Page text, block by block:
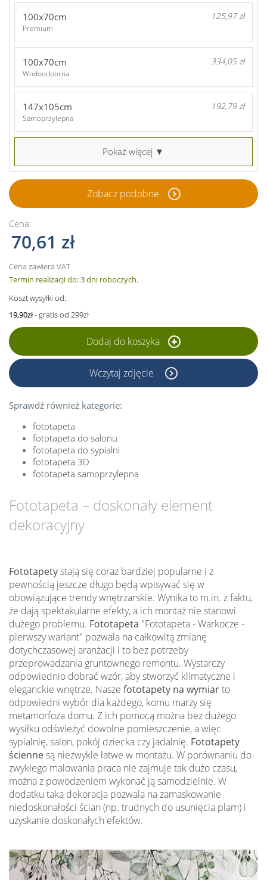
100x70cm 125,97 zł
Premium
100x70cm 334,05 zł
Wodoodporna
147x105cm 192,79 zł
Samoprzylepna
Pokaż więcej ▼
Zobacz podobne
Cena:
70,61 zł
Cena zawiera VAT
Termin realizacji do: 3 dni roboczych.
Koszt wysyłki od:
19,90zł- gratis od 299zł
Dodaj do koszyka
Wczytaj zdjęcie
Sprawdź również kategorie:
fototapeta
fototapeta do salonu
fototapeta do sypialni
fototapeta 3D
fototapeta samoprzylepna
Fototapeta – doskonały element
dekoracyjny
Fototapetystają się coraz bardziej popularne i z
pewnością jeszcze długo będą wpisywać się w
obowiązujące trendy wnętrzarskie. Wynika to m.in. z faktu,
że dają spektakularne efekty, a ich montaż nie stanowi
dużego problemu. Fototapeta "Fototapeta - Warkocze -
pierwszy wariant" pozwala na całkowitą zmianę
dotychczasowej aranżacji i to bez potrzeby
przeprowadzania gruntownego remontu. Wystarczy
odpowiednio dobrać wzór, aby stworzyć klimatyczne i
eleganckie wnętrze. Nasze fototapety na wymiarto
odpowiedni wybór dla każdego, komu marzy się
metamorfoza domu. Z ich pomocą można bez dużego
wysiłku odświeżyć dowolne pomieszczenie, a więc
sypialnię, salon, pokój dziecka czy jadalnię. Fototapety
ściennesą niezwykle łatwe w montażu. W porównaniu do
zwykłego malowania praca nie zajmuje tak dużo czasu,
można z powodzeniem wykonać ją samodzielnie. W
dodatku taka dekoracja pozwala na zamaskowanie
niedoskonałości ścian (np. trudnych do usunięcia plam) i
uzyskanie doskonałych efektów.